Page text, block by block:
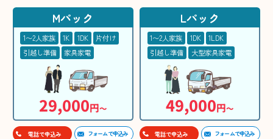
Mパック
1〜2人家族 1K 1DK
片付け
引越し準備
家具家電
29,000円〜
電話で申込み フォームで申込み
Lパック
1〜2人家族 1DK
1LDK
引越し準備
大型家具家電
49,000円〜
電話で申込み フォームで申込み